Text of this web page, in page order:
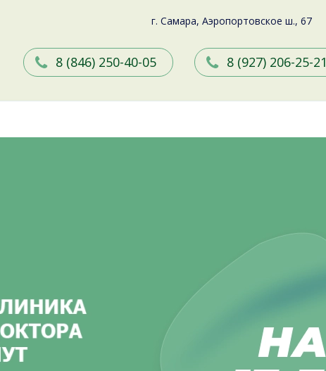
г. Самара, Аэропортовское ш., 67
8 (927) 206-25-21
8 (846) 250-40-05